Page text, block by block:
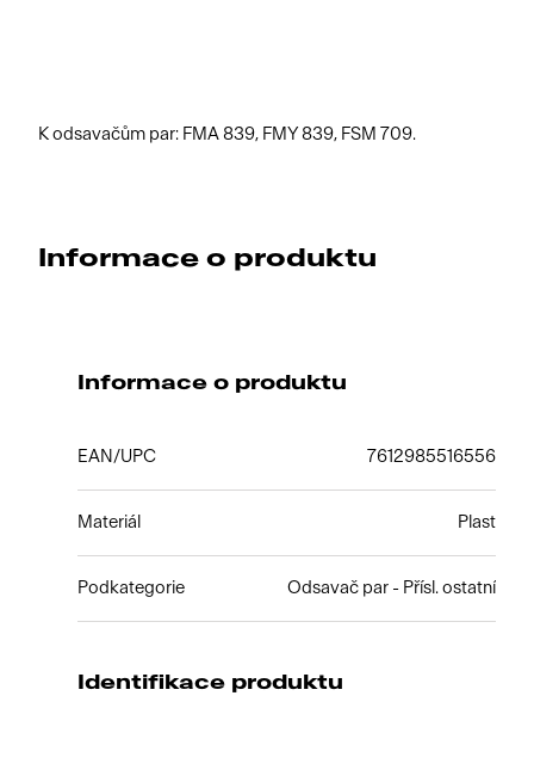
K odsavačům par: FMA 839, FMY 839, FSM 709.
Informace o produktu
Informace o produktu
EAN/UPC 7612985516556
Materiál Plast
Podkategorie Odsavač par - Přísl. ostatní
Identifikace produktu